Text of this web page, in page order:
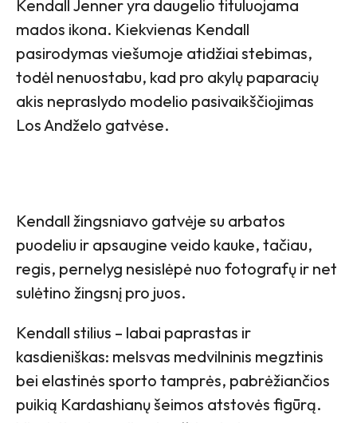
Kendall Jenner yra daugelio tituluojama
mados ikona. Kiekvienas Kendall
pasirodymas viešumoje atidžiai stebimas,
todėl nenuostabu, kad pro akylų paparacių
akis nepraslydo modelio pasivaikščiojimas
Los Andželo gatvėse.
Kendall žingsniavo gatvėje su arbatos
puodeliu ir apsaugine veido kauke, tačiau,
regis, pernelyg nesislėpė nuo fotografų ir net
sulėtino žingsnį pro juos.
Kendall stilius – labai paprastas ir
kasdieniškas: melsvas medvilninis megztinis
bei elastinės sporto tamprės, pabrėžiančios
puikią Kardashianų šeimos atstovės figūrą.